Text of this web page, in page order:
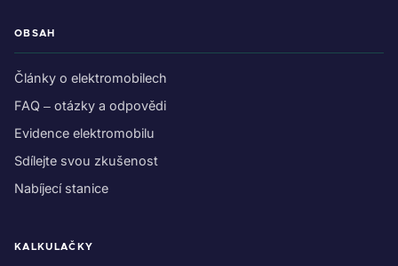
OBSAH
Články o elektromobilech
FAQ – otázky a odpovědi
Evidence elektromobilu
Sdílejte svou zkušenost
Nabíjecí stanice
KALKULAČKY